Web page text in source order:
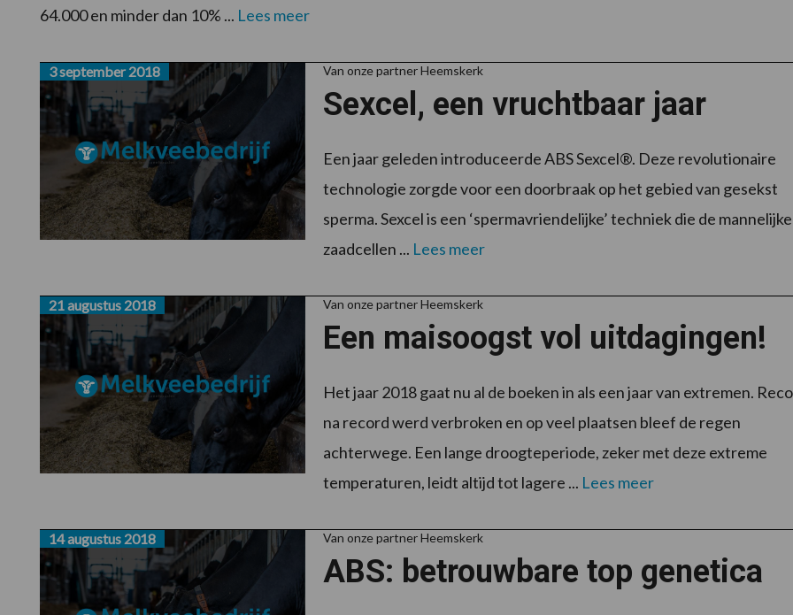
64.000 en minder dan 10% ... Lees meer
Van onze partner Heemskerk
Sexcel, een vruchtbaar jaar
3 september 2018
Een jaar geleden introduceerde ABS Sexcel®. Deze revolutionaire
technologie zorgde voor een doorbraak op het gebied van gesekst
sperma. Sexcel is een ‘spermavriendelijke’ techniek die de mannelijke
zaadcellen ... Lees meer
Van onze partner Heemskerk
Een maisoogst vol uitdagingen!
21 augustus 2018
Het jaar 2018 gaat nu al de boeken in als een jaar van extremen.
na record werd verbroken en op veel plaatsen bleef de regen
achterwege. Een lange droogteperiode, zeker met deze extreme
temperaturen, leidt altijd tot lagere ... Lees meer
Van onze partner Heemskerk
ABS: betrouwbare top genetica
14 augustus 2018